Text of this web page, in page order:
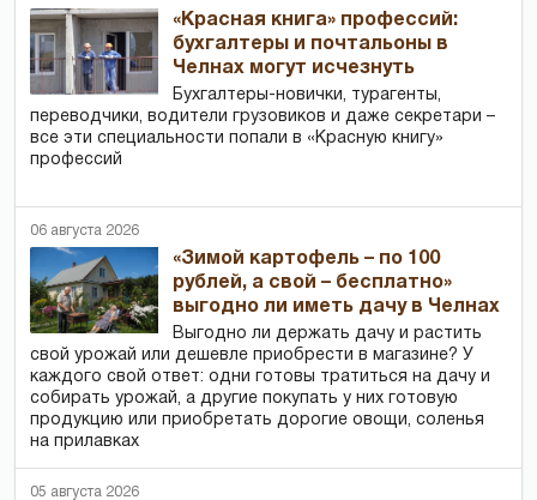
«Красная книга» профессий:
бухгалтеры и почтальоны в
Челнах могут исчезнуть
Бухгалтеры-новички, тур­агенты,
переводчики, водители грузовиков и даже секретари –
все эти специальности попали в «Красную книгу»
профессий
06 августа 2026
«Зимой картофель – по 100
рублей, а свой – бесплатно»
выгодно ли иметь дачу в Челнах
Выгодно ли держать дачу и растить
свой урожай или дешевле приобрести в магазине? У
каждого свой ответ: одни готовы тратиться на дачу и
собирать урожай, а другие покупать у них готовую
продукцию или приобретать дорогие овощи, соленья
на прилавках
05 августа 2026